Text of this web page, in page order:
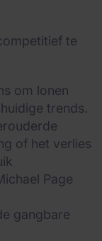
te
om lonen
trends.
of het verlies
Page
gangbare